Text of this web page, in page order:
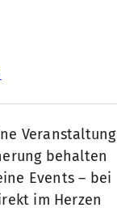
Veranstaltung
behalten
Events – bei
im Herzen